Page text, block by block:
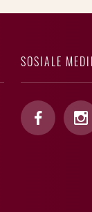
SOSIALE